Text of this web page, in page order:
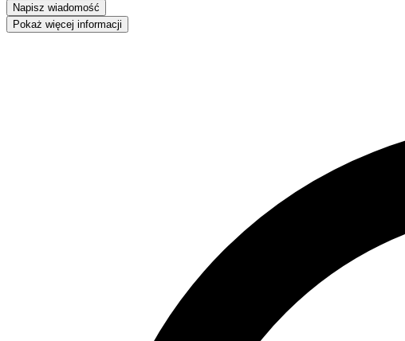
Napisz wiadomość
Pokaż więcej informacji